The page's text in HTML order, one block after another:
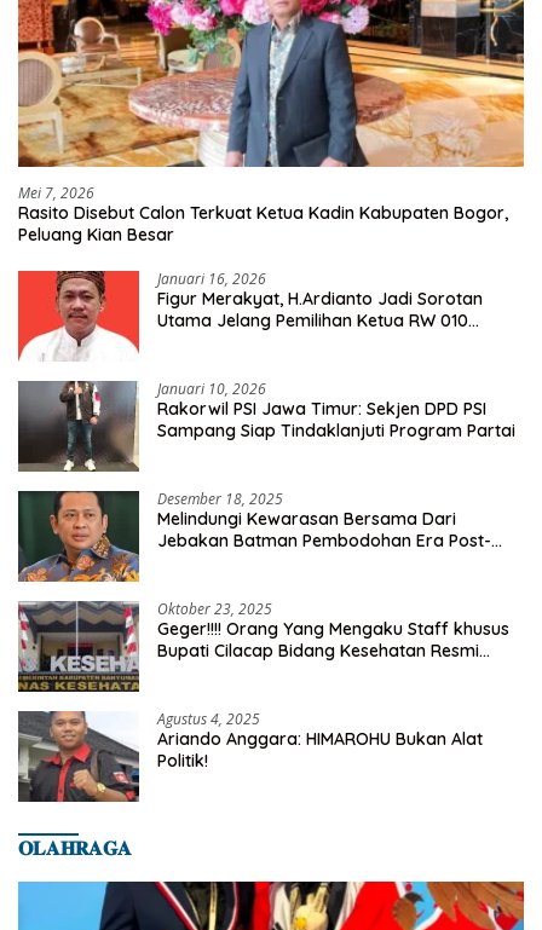
Mei 7, 2026
Rasito Disebut Calon Terkuat Ketua Kadin Kabupaten Bogor,
Peluang Kian Besar
Januari 16, 2026
Figur Merakyat, H.Ardianto Jadi Sorotan
Utama Jelang Pemilihan Ketua RW 010
Januari 10, 2026
Rakorwil PSI Jawa Timur: Sekjen DPD PSI
Sampang Siap Tindaklanjuti Program Partai
Desember 18, 2025
Melindungi Kewarasan Bersama Dari
Jebakan Batman Pembodohan Era Post-
Oktober 23, 2025
Geger!!!! Orang Yang Mengaku Staff khusus
Bupati Cilacap Bidang Kesehatan Resmi
Agustus 4, 2025
Ariando Anggara: HIMAROHU Bukan Alat
Politik!
𝐎𝐋𝐀𝐇𝐑𝐀𝐆𝐀